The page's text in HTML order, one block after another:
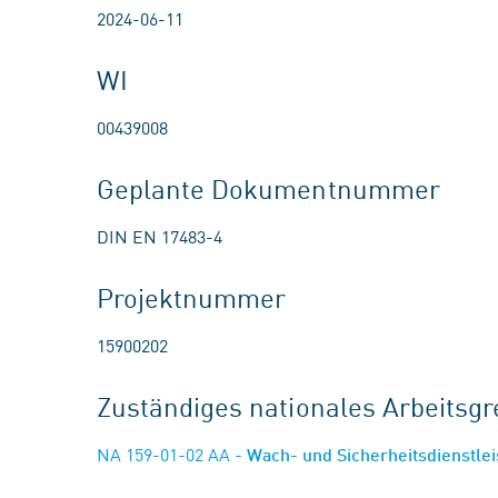
2024-06-11
WI
00439008
Geplante Dokumentnummer
DIN EN 17483-4
Projektnummer
15900202
Zuständiges nationales
NA 159-01-02 AA - Wach- und